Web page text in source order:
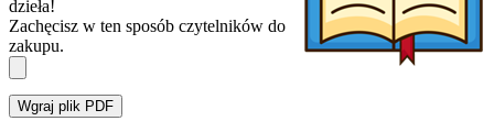
dzieła!
Zachęcisz w ten sposób czytelników do
zakupu.
Wgraj plik PDF